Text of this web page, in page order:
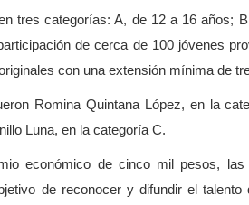
tres categorías: A, de 12 a 16 años;
de cerca de 100 jóvenes
con una extensión mínima de
Romina Quintana López, en la
Luna, en la categoría C.
económico de cinco mil pesos,
de reconocer y difundir el